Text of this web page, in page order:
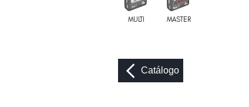
MULTI MASTER
Catálogo